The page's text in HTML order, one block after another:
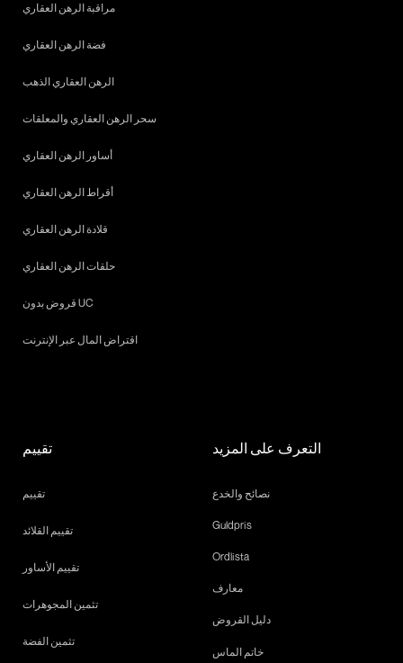
مراقبة الرهن العقاري
فضة الرهن العقاري
الرهن العقاري الذهب
سحر الرهن العقاري والمعلقات
أساور الرهن العقاري
أقراط الرهن العقاري
قلادة الرهن العقاري
حلقات الرهن العقاري
قروض بدون UC
اقتراض المال عبر الإنترنت
تقييم
تقييم
تقييم القلائد
تقييم الأساور
تثمين المجوهرات
تثمين الفضة
التعرف على المزيد
نصائح والخدع
Guldpris
Ordlista
معارف
دليل القروض
خاتم الماس